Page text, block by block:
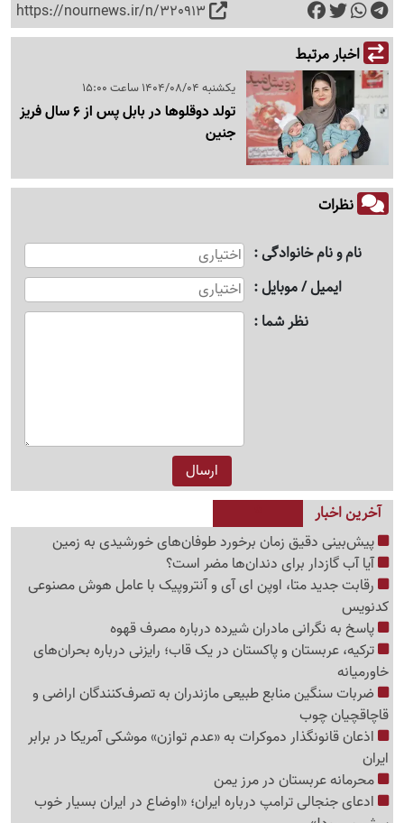
https://nournews.ir/n/320913
اخبار مرتبط
یکشنبه 1404/08/04 ساعت 15:00
تولد دوقلوها در بابل پس از 6 سال فریز
جنین
نظرات
نام و نام خانوادگی
ایمیل / موبایل
نظر شما
آخرین اخبار
پیش‌بینی دقیق زمان برخورد طوفان‌های خورشیدی به زمین
آیا آب گازدار برای دندان‌ها مضر است؟
رقابت جدید متا، اوپن ای آی و آنتروپیک با عامل هوش مصنوعی
کدنویس
پاسخ به نگرانی مادران شیرده درباره مصرف قهوه
ترکیه، عربستان و پاکستان در یک قاب؛ رایزنی درباره بحران‌های
خاورمیانه
ضربات سنگین منابع طبیعی مازندران به تصرف‌کنندگان اراضی و
قاچاقچیان چوب
اذعان قانونگذار دموکرات به «عدم توازن» موشکی آمریکا در برابر
ایران
محرمانه عربستان در مرز یمن
ادعای جنجالی ترامپ درباره ایران؛ «اوضاع در ایران بسیار خوب